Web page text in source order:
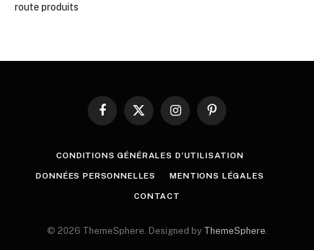
route produits
Facebook
X
InstagramPinterest
CONDITIONS GÉNÉRALES D’UTILISATION
DONNÉES PERSONNELLES MENTIONS LÉGALES
CONTACT
© 2026 ThemeSphere. Designed by ThemeSphere